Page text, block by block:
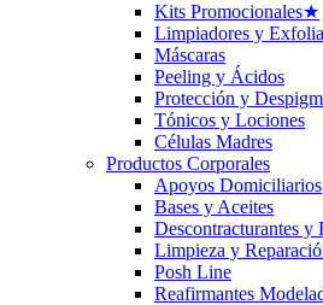
Kits Promocionales★
Limpiadores y
Máscaras
Peeling y Ácidos
Protección y
Tónicos y Lociones
Células Madres
Productos Corporales
Apoyos Domiciliarios
Bases y Aceites
Descontracturantes y
Limpieza y
Posh Line
Reafirmantes